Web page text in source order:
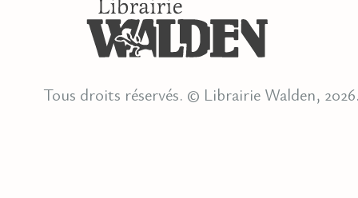
Tous droits réservés. © Librairie Walden,